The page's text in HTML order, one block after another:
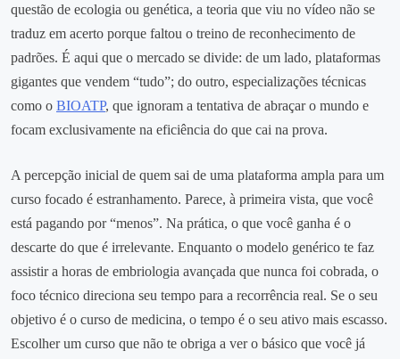
questão de ecologia ou genética, a teoria que viu no vídeo não se
traduz em acerto porque faltou o treino de reconhecimento de
padrões. É aqui que o mercado se divide: de um lado, plataformas
gigantes que vendem “tudo”; do outro, especializações técnicas
como o BIOATP, que ignoram a tentativa de abraçar o mundo e
focam exclusivamente na eficiência do que cai na prova.
A percepção inicial de quem sai de uma plataforma ampla para um
curso focado é estranhamento. Parece, à primeira vista, que você
está pagando por “menos”. Na prática, o que você ganha é o
descarte do que é irrelevante. Enquanto o modelo genérico te faz
assistir a horas de embriologia avançada que nunca foi cobrada, o
foco técnico direciona seu tempo para a recorrência real. Se o seu
objetivo é o curso de medicina, o tempo é o seu ativo mais escasso.
Escolher um curso que não te obriga a ver o básico que você já